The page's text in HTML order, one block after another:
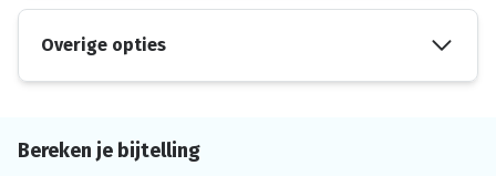
Overige opties
Bereken je bijtelling